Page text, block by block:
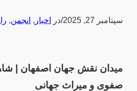
سپتامبر 27, 2025 /در اخبار , انجمن,
میدان نقش جهان اصفهان |
صفوی و میراث جهانی